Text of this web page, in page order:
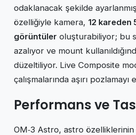
odaklanacak şekilde
özelliğiyle kamera, 12 kareden
görüntüler oluşturabiliyor; bu
azalıyor ve mount
düzeltiliyor. Live Composite
çalışmalarında aşırı pozlamayı
Performans ve
OM‑3 Astro, astro özelliklerinin